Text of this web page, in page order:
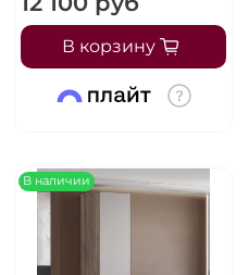
В корзину
В наличии